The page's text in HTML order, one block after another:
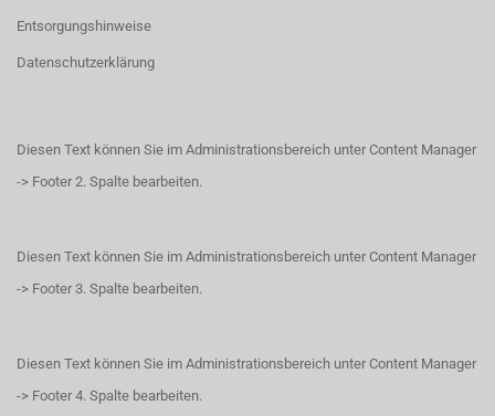
Entsorgungshinweise
Datenschutzerklärung
Diesen Text können Sie im Administrationsbereich unter Content Manager
-> Footer 2. Spalte bearbeiten.
Diesen Text können Sie im Administrationsbereich unter Content Manager
-> Footer 3. Spalte bearbeiten.
Diesen Text können Sie im Administrationsbereich unter Content Manager
-> Footer 4. Spalte bearbeiten.